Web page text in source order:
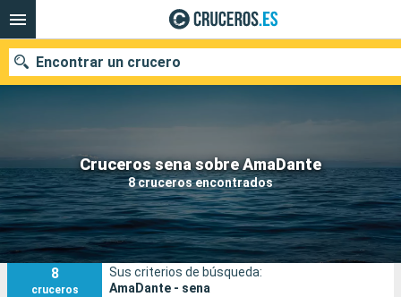
Cruceros sena sobre AmaDante
8 cruceros encontrados
Encontrar un crucero
Nuestros destinos
Fecha de salida
Puertos Compañías
8
cruceros
Sus criterios de búsqueda:
AmaDante - sena